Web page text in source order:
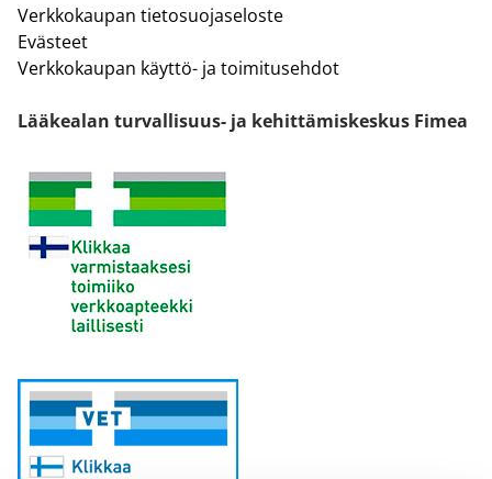
Verkkokaupan tietosuojaseloste
Evästeet
Verkkokaupan käyttö- ja toimitusehdot
Lääkealan turvallisuus- ja kehittämiskeskus Fimea